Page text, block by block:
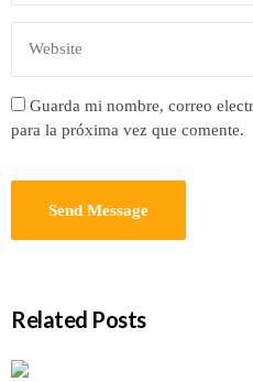
Guarda mi nombre, correo
para la próxima vez que comente.
Related Posts